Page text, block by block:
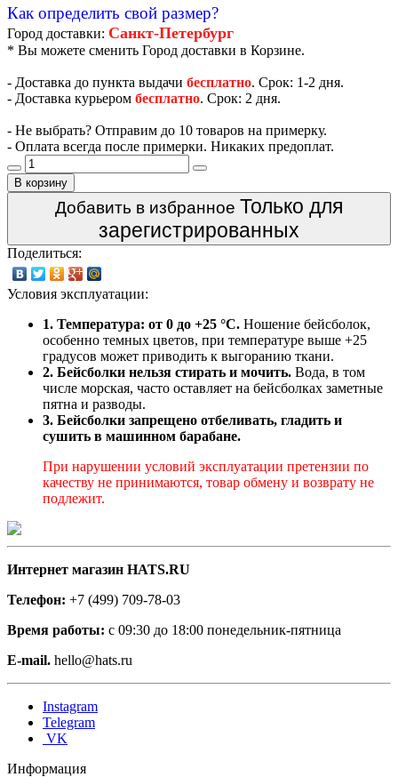
Как определить свой размер?
Город доставки: Санкт-Петербург
* Вы можете сменить Город доставки в Корзине.
- Доставка до пункта выдачи бесплатно. Срок: 1-2 дня.
- Доставка курьером бесплатно. Срок: 2 дня.
- Не выбрать? Отправим до 10 товаров на примерку.
- Оплата всегда после примерки. Никаких предоплат.
В корзину
Добавить в избранное Только для
зарегистрированных
Поделиться:
Условия эксплуатации:
1. Температура: от 0 до +25 °C. Ношение бейсболок,
особенно темных цветов, при температуре выше +25
градусов может приводить к выгоранию ткани.
2. Бейсболки нельзя стирать и мочить. Вода, в том
числе морская, часто оставляет на бейсболках заметные
пятна и разводы.
3. Бейсболки запрещено отбеливать, гладить и
сушить в машинном барабане.
При нарушении условий эксплуатации претензии по
качеству не принимаются, товар обмену и возврату не
подлежит.
Интернет магазин HATS.RU
Телефон: +7 (499) 709-78-03
Время работы: с 09:30 до 18:00 понедельник-пятница
E-mail. hello@hats.ru
Instagram
Telegram
VK
Информация